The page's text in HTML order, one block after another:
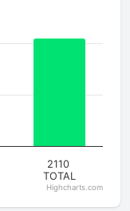
2110
TOTAL
Highcharts.com